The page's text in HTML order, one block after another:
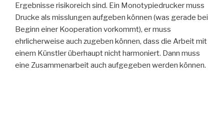
Ergebnisse risikoreich sind. Ein Monotypiedrucker muss
Drucke als misslungen aufgeben können (was gerade bei
Beginn einer Kooperation vorkommt), er muss
ehrlicherweise auch zugeben können, dass die Arbeit mit
einem Künstler überhaupt nicht harmoniert. Dann muss
eine Zusammenarbeit auch aufgegeben werden können.